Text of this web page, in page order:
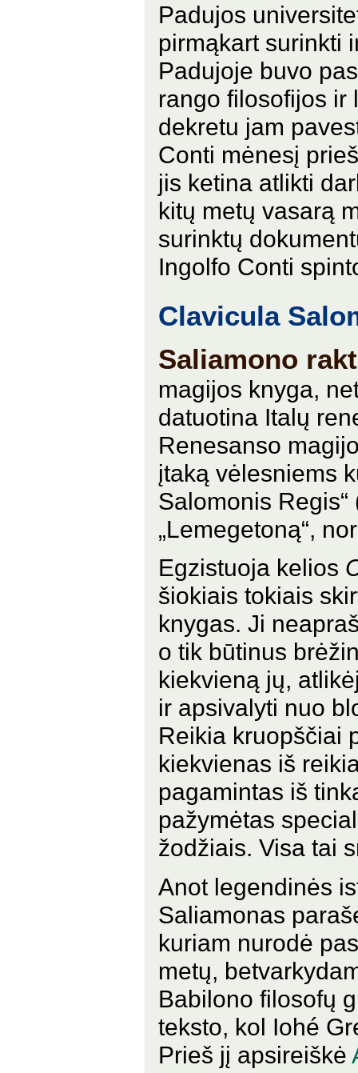
Padujos
pirmąkart surinkti
Padujoje buvo
rango filosofijos ir
dekretu jam
Conti mėnesį
jis ketina atlikti
kitų metų vasarą
surinktų
Ingolfo Conti
Clavicula
Saliamono
magijos knyga,
datuotina Italų
Renesanso
įtaką vėlesniems
Salomonis
„Lemegetoną“,
Egzistuoja kelios
šiokiais tokiais
knygas. Ji
o tik būtinus
kiekvieną jų,
ir apsivalyti nuo
Reikia kruopščiai
kiekvienas iš
pagamintas iš
pažymėtas
žodžiais. Visa tai
Anot legendinės
Saliamonas
kuriam nurodė
metų,
Babilono filosofų
teksto, kol Iohé
Prieš jį apsireiškė